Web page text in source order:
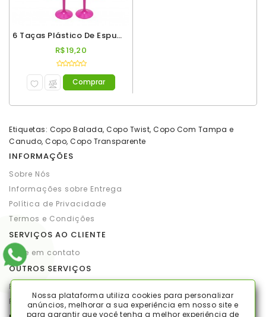
Nossa plataforma utiliza cookies para personalizar
anúncios, melhorar a sua experiência em nosso site e
para garantir que você tenha a melhor experiência de
6 Taças Plástico De Espumante Roder 180ml Rosa Pink
R$19,20
Comprar
Etiquetas: Copo Balada, Copo Twist, Copo Com Tampa e
Canudo, Copo, Copo Transparente
INFORMAÇÕES
Sobre Nós
Informações sobre Entrega
Política de Privacidade
Termos e Condições
SERVIÇOS AO CLIENTE
Entre em contato
OUTROS SERVIÇOS
Produtos por marca
Produtos em promoção